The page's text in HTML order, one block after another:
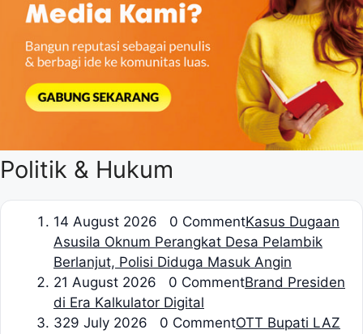
Politik & Hukum
14 August 2026 0 CommentKasus Dugaan
Asusila Oknum Perangkat Desa Pelambik
Berlanjut, Polisi Diduga Masuk Angin
21 August 2026 0 CommentBrand Presiden
di Era Kalkulator Digital
329 July 2026 0 CommentOTT Bupati LAZ